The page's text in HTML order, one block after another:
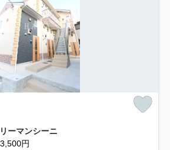
ーマンシーニ
円